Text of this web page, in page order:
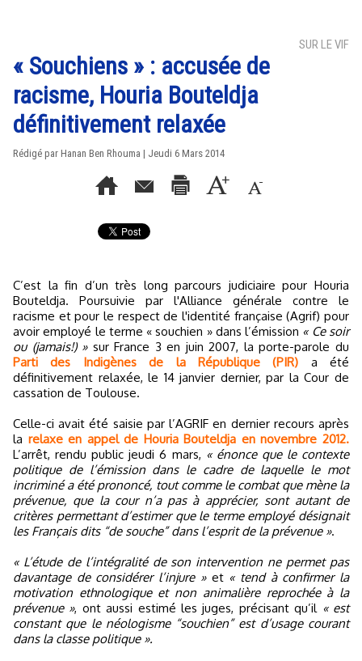
SUR LE VIF
« Souchiens » : accusée de
racisme, Houria Bouteldja
définitivement relaxée
Rédigé par Hanan Ben Rhouma | Jeudi 6 Mars 2014
C’est la fin d’un très long parcours judiciaire pour Houria
Bouteldja. Poursuivie par l'Alliance générale contre le
racisme et pour le respect de l'identité française (Agrif) pour
avoir employé le terme « souchien » dans l’émission « Ce soir
ou (jamais!) »sur France 3 en juin 2007, la porte-parole du
Parti des Indigènes de la République (PIR) a été
définitivement relaxée, le 14 janvier dernier, par la Cour de
cassation de Toulouse.
Celle-ci avait été saisie par l’AGRIF en dernier recours après
la relaxe en appel de Houria Bouteldja en novembre 2012.
L’arrêt, rendu public jeudi 6 mars, « énonce que le contexte
politique de l’émission dans le cadre de laquelle le mot
incriminé a été prononcé, tout comme le combat que mène la
prévenue, que la cour n’a pas à apprécier, sont autant de
critères permettant d’estimer que le terme employé désignait
les Français dits “de souche” dans l’esprit de la prévenue ».
« L’étude de l’intégralité de son intervention ne permet pas
davantage de considérer l’injure »et « tend à confirmer la
motivation ethnologique et non animalière reprochée à la
prévenue », ont aussi estimé les juges, précisant qu’il « est
constant que le néologisme “souchien” est d’usage courant
dans la classe politique ».